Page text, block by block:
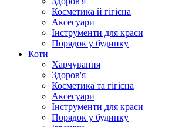
Косметика й гігієна
Аксесуари
Інструменти для краси
Порядок у будинку
Коти
Харчування
Здоров'я
Косметика та гігієна
Аксесуари
Інструменти для краси
Порядок у будинку